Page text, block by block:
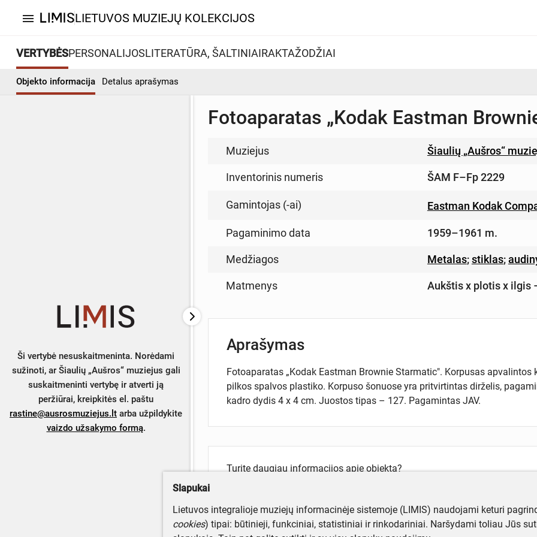
menu LIETUVOS MUZIEJŲ KOLEKCIJOS
VERTYBĖSPERSONALIJOSLITERATŪRA, ŠALTINIAIRAKTAŽODŽIAI
Objekto informacija Detalus aprašymas
Ši vertybė nesuskaitmeninta. Norėdami
sužinoti, ar Šiaulių „Aušros“ muziejus gali
suskaitmeninti vertybę ir atverti ją
peržiūrai, kreipkitės el. paštu
rastine@ausrosmuziejus.lt arba užpildykite
vaizdo užsakymo formą.
Fotoaparatas „Kodak Eastman
Muziejus Šiaulių „Aušros“
Inventorinis numeris ŠAM F–Fp 2229
Gamintojas (-ai) Eastman Kodak
Pagaminimo data 1959–1961 m.
Medžiagos Metalas;stiklas;
Matmenys Aukštis x plotis x ilgis
Aprašymas
Fotoaparatas „Kodak Eastman Brownie Starmatic". Korpusas
pilkos spalvos plastiko. Korpuso šonuose yra pritvirtintas dirželis,
kadro dydis 4 x 4 cm. Juostos tipas – 127. Pagamintas JAV.
Turite daugiau informacijos apie objektą?
Slapukai
Lietuvos integralioje muziejų informacinėje sistemoje (LIMIS) naudojami keturi
cookies) tipai: būtinieji, funkciniai, statistiniai ir rinkodariniai. Naršydami toliau Jūs